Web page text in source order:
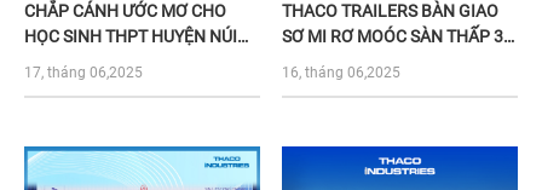
CHẮP CÁNH ƯỚC MƠ CHO
HỌC SINH THPT HUYỆN NÚI
THÀNH
17, tháng 06,2025
THACO TRAILERS BÀN GIAO
SƠ MI RƠ MOÓC SÀN THẤP 3
TRỤC CHUYÊN DỤNG CHO ĐỐI
16, tháng 06,2025